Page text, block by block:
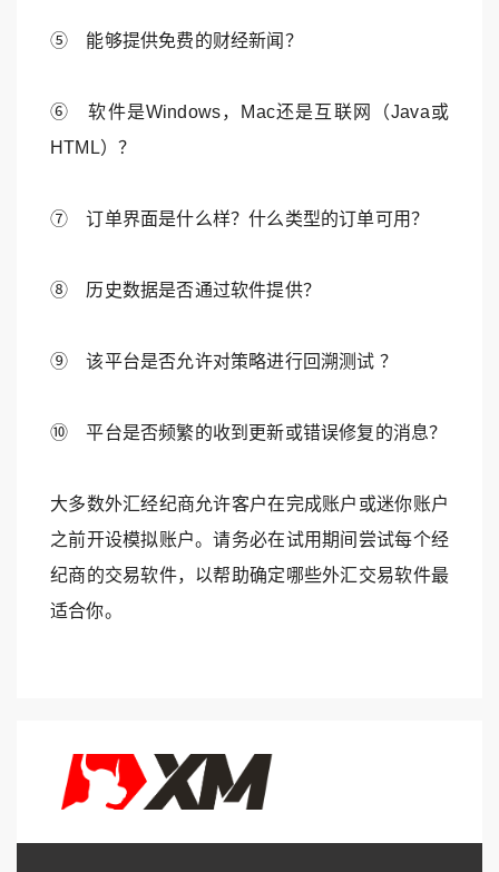
⑤ 能够提供免费的财经新闻？
⑥ 软件是Windows，Mac还是互联网（Java或
HTML）？
⑦ 订单界面是什么样？什么类型的订单可用？
⑧ 历史数据是否通过软件提供？
⑨ 该平台是否允许对策略进行回溯测试 ？
⑩ 平台是否频繁的收到更新或错误修复的消息？
大多数外汇经纪商允许客户在完成账户或迷你账户
之前开设模拟账户。请务必在试用期间尝试每个经
纪商的交易软件，以帮助确定哪些外汇交易软件最
适合你。